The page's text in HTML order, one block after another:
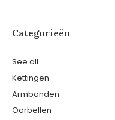
Categorieën
See all
Kettingen
Armbanden
Oorbellen